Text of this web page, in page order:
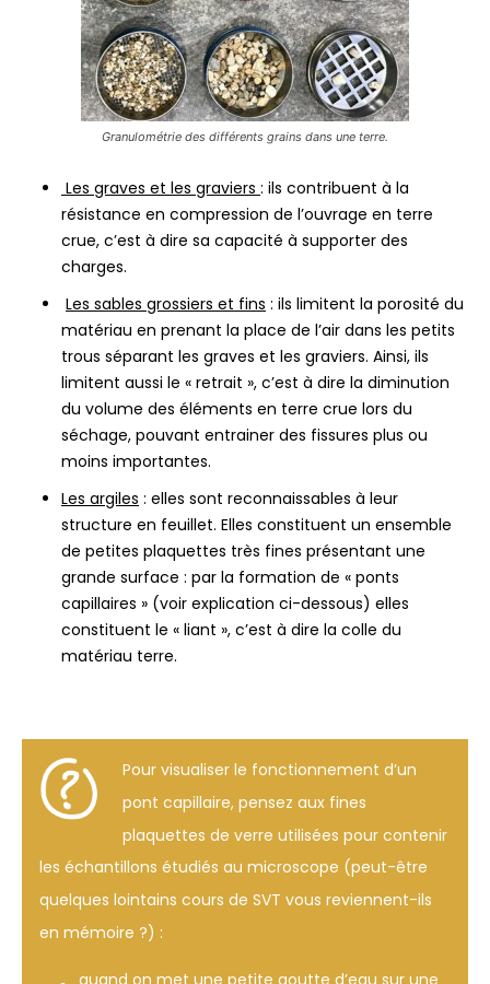
Granulométrie des différents grains dans une terre.
Les graves et les graviers : ils contribuent à la
résistance en compression de l’ouvrage en terre
crue, c’est à dire sa capacité à supporter des
charges.
Les sables grossiers et fins : ils limitent la porosité du
matériau en prenant la place de l’air dans les petits
trous séparant les graves et les graviers. Ainsi, ils
limitent aussi le « retrait », c’est à dire la diminution
du volume des éléments en terre crue lors du
séchage, pouvant entrainer des fissures plus ou
moins importantes.
Les argiles : elles sont reconnaissables à leur
structure en feuillet. Elles constituent un ensemble
de petites plaquettes très fines présentant une
grande surface : par la formation de « ponts
capillaires » (voir explication ci-dessous) elles
constituent le « liant », c’est à dire la colle du
matériau terre.
Pour visualiser le fonctionnement d’un
pont capillaire, pensez aux fines
plaquettes de verre utilisées pour contenir
les échantillons étudiés au microscope (peut-être
quelques lointains cours de SVT vous reviennent-ils
en mémoire ?) :